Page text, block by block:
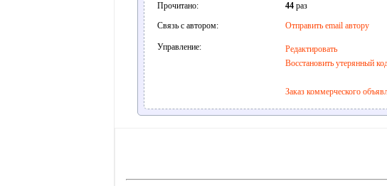
Прочитано: 44раз
Связь с автором:
Отправить email автору
Управление:
Редактировать
Восстановить утерянный
Заказ коммерческого